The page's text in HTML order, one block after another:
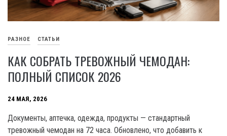
РАЗНОЕ СТАТЬИ
КАК СОБРАТЬ ТРЕВОЖНЫЙ ЧЕМОДАН:
ПОЛНЫЙ СПИСОК 2026
24 МАЯ, 2026
Документы, аптечка, одежда, продукты — стандартный
тревожный чемодан на 72 часа. Обновлено, что добавить к